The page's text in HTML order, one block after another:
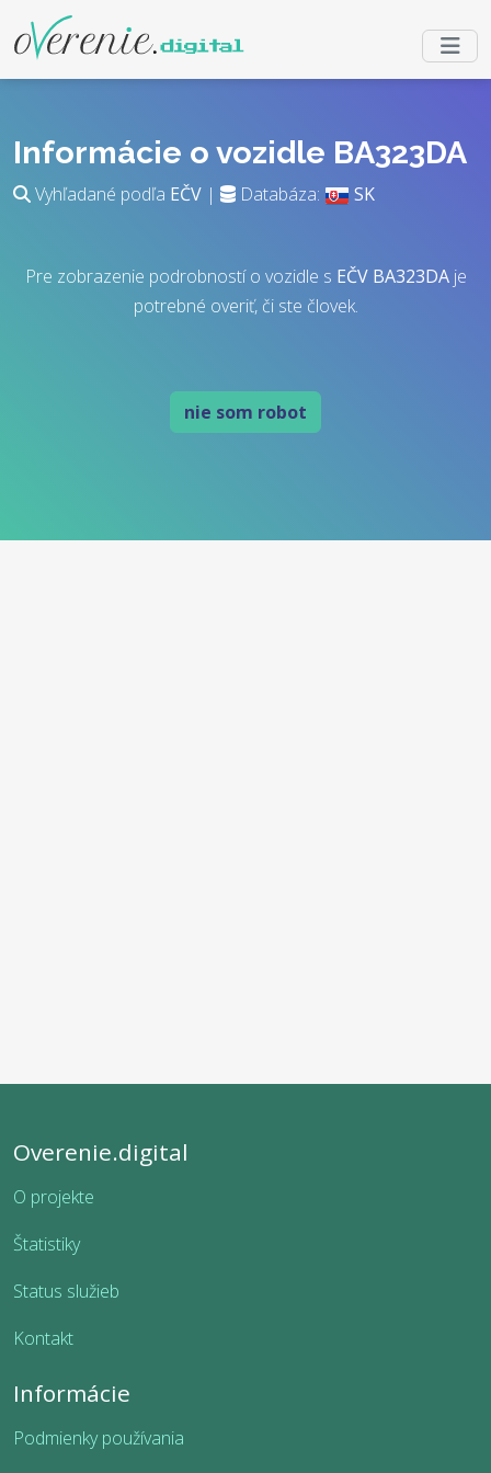
Informácie o vozidle BA323DA
Vyhľadané podľa EČV | Databáza: SK
Pre zobrazenie podrobností o vozidle s EČV BA323DAje
potrebné overiť, či ste človek.
nie som robot
Overenie.digital
O projekte
Štatistiky
Status služieb
Kontakt
Informácie
Podmienky používania